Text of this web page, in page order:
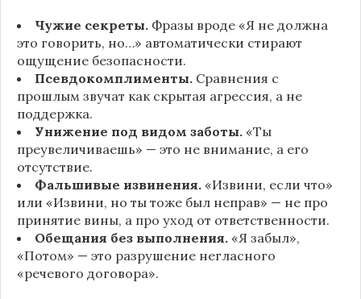
Чужие секреты. Фразы вроде «Я не должна
это говорить, но…» автоматически стирают
ощущение безопасности.
Псевдокомплименты. Сравнения с
прошлым звучат как скрытая агрессия, а не
поддержка.
Унижение под видом заботы. «Ты
преувеличиваешь» — это не внимание, а его
отсутствие.
Фальшивые извинения. «Извини, если что»
или «Извини, но ты тоже был неправ» — не про
принятие вины, а про уход от ответственности.
Обещания без выполнения. «Я забыл»,
«Потом» — это разрушение негласного
«речевого договора».